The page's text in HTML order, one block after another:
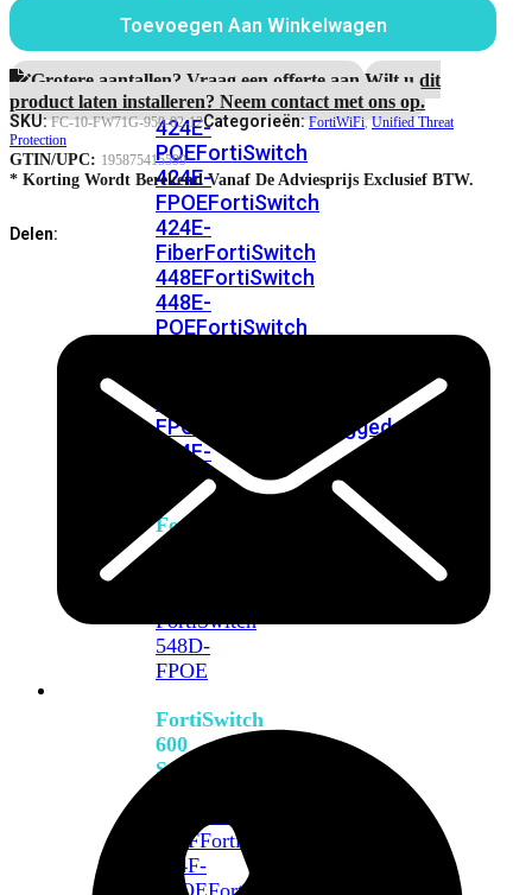
Series
FortiSwitch
424EFortiSwitch
424E-
POEFortiSwitch
424E-
FPOEFortiSwitch
424E-
FiberFortiSwitch
448EFortiSwitch
448E-
POEFortiSwitch
FPOE
FortiSwitchRugged
424F-
FortiSwitch
500
FortiSwitch
548D-
FPOE
FortiSwitch
600
Series
624FFortiSwitch
624F-
FPOEFortiSwitch
jaar
Unified
Threat
Protection
aantal
Toevoegen Aan Winkelwagen
Grotere aantallen? Vraag een offerte aan.Wilt u dit
product laten installeren? Neem contact met ons op.
SKU:FC-10-FW71G-950-02-12Categorieën:FortiWiFi,Unified Threat
Protection
GTIN/UPC: 195875415599
* Korting Wordt Berekend Vanaf De Adviesprijs Exclusief BTW.
Delen: